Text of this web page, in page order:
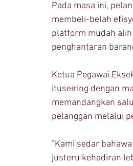
Pada masa ini,
membeli-belah
platform mudah
penghantaran
Ketua Pegawai
ituseiring dengan
memandangkan
pelanggan melalui
"Kami sedar
justeru kehadiran